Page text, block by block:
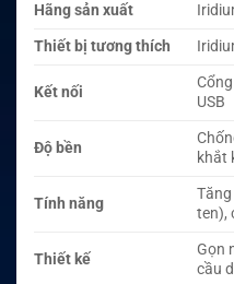
Hãng sản xuất
Thiết bị tương thích
Kết nối
USB
Độ bền
khắt
Tính năng
ten),
Thiết kế
Gọn
cầu